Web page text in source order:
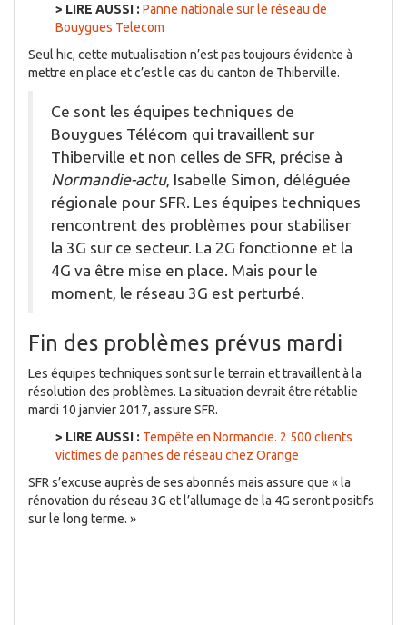
> LIRE AUSSI : Panne nationale sur le réseau de
Bouygues Telecom
Seul hic, cette mutualisation n’est pas toujours évidente à
mettre en place et c’est le cas du canton de Thiberville.
Ce sont les équipes techniques de
Bouygues Télécom qui travaillent sur
Thiberville et non celles de SFR, précise à
Normandie-actu, Isabelle Simon, déléguée
régionale pour SFR. Les équipes techniques
rencontrent des problèmes pour stabiliser
la 3G sur ce secteur. La 2G fonctionne et la
4G va être mise en place. Mais pour le
moment, le réseau 3G est perturbé.
Fin des problèmes prévus mardi
Les équipes techniques sont sur le terrain et travaillent à la
résolution des problèmes. La situation devrait être rétablie
mardi 10 janvier 2017, assure SFR.
> LIRE AUSSI : Tempête en Normandie. 2 500 clients
victimes de pannes de réseau chez Orange
SFR s’excuse auprès de ses abonnés mais assure que « la
rénovation du réseau 3G et l’allumage de la 4G seront positifs
sur le long terme. »